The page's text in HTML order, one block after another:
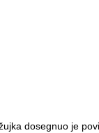
dosegnuo je